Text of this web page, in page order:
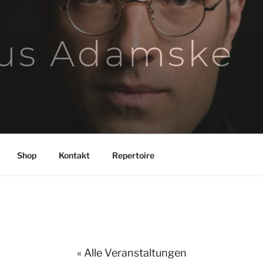
Adamske
Shop Kontakt Repertoire
« Alle Veranstaltungen